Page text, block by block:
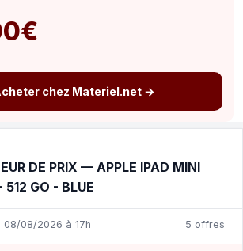
chez Materiel.net →
DE PRIX — APPLE IPAD MINI
GO - BLUE
08/08/2026 à 17h 5 offres